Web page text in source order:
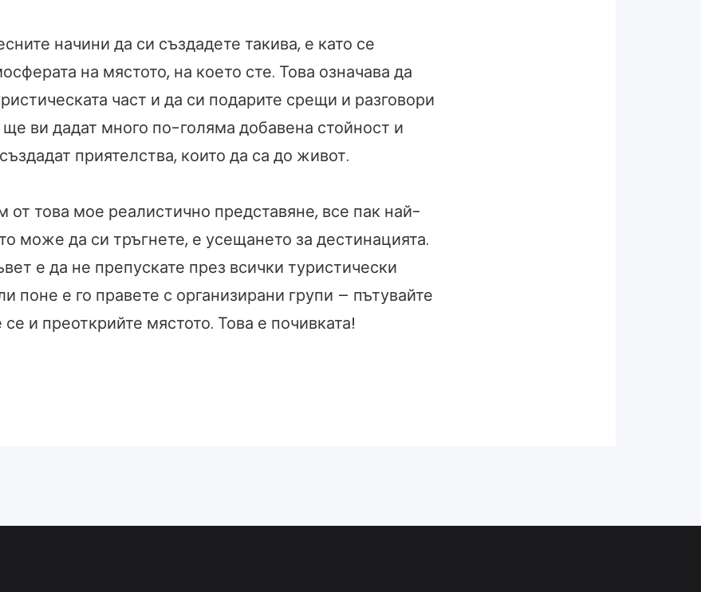
начини да си създадете такива, е като се
на мястото, на което сте. Това означава да
част и да си подарите срещи и разговори
ви дадат много по-голяма добавена стойност и
приятелства, които да са до живот.
от това мое реалистично представяне, все пак най-
може да си тръгнете, е усещането за дестинацията.
е да не препускате през всички туристически
поне е го правете с организирани групи – пътувайте
се и преоткрийте мястото. Това е почивката!